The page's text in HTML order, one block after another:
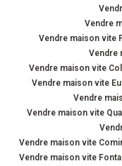
Vendre
Vendre maison vite
Vendre
Vendre maison vite
Vendre maison vite
Vendre
Vendre maison vite
Vendre maison vite
Vendre maison vite